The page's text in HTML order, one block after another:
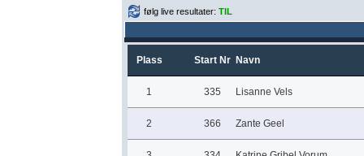
følg live resultater: TIL
Plass Start Nr Navn
1 335 Lisanne Vels
2 366 Zante Geel